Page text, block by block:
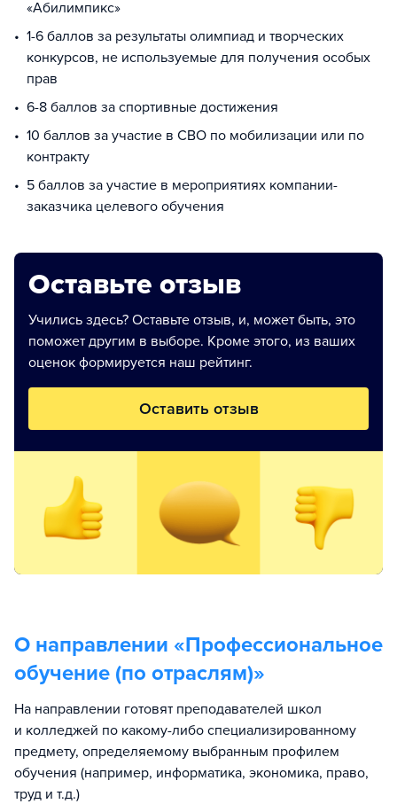
«Абилимпикс»
1-6 баллов за результаты олимпиад и творческих
конкурсов, не используемые для получения особых
прав
6-8 баллов за спортивные достижения
10 баллов за участие в СВО по мобилизации или по
контракту
5 баллов за участие в мероприятиях компании-
заказчика целевого обучения
Оставьте отзыв
Учились здесь? Оставьте отзыв, и, может быть, это
поможет другим в выборе. Кроме этого, из ваших
оценок формируется наш рейтинг.
Оставить отзыв
О направлении «Профессиональное
обучение (по отраслям)»
На направлении готовят преподавателей школ
и колледжей по какому-либо специализированному
предмету, определяемому выбранным профилем
обучения (например, информатика, экономика, право,
труд и т.д.)